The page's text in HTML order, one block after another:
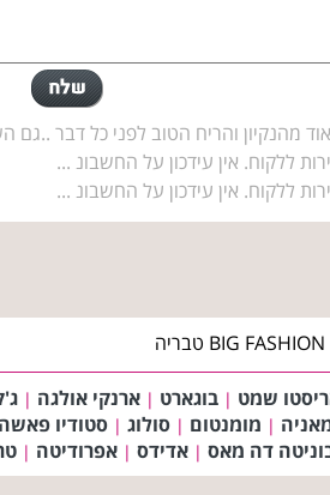
מהנקיון והריח הטוב לפני כל דבר ..גם
ללקוח. אין עידכון על החשבונ ...
ללקוח. אין עידכון על החשבונ ...
שמט | בוגארט | ארנקי אולגה |
| מומנטום | סולוג | סטודיו פאשה
דה מאס | אדידס | אפרודיטה |